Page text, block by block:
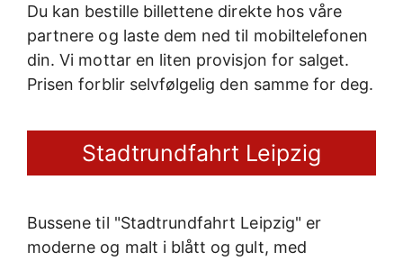
Du kan bestille billettene direkte hos våre
partnere og laste dem ned til mobiltelefonen
din. Vi mottar en liten provisjon for salget.
Prisen forblir selvfølgelig den samme for deg.
Stadtrundfahrt Leipzig
Bussene til "Stadtrundfahrt Leipzig" er
moderne og malt i blått og gult, med